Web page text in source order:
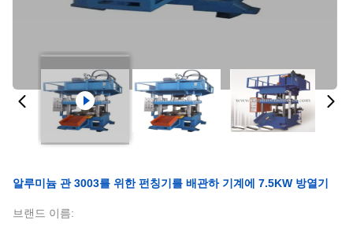
알루미늄 관 3003를 위한 펀칭기를 배관하 기계에 7.5KW 방열기
브랜드 이름: